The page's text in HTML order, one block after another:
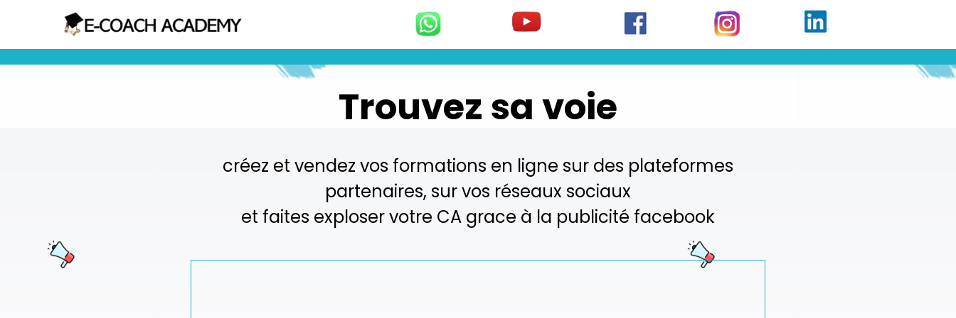
Trouvez sa voie
créez et vendez vos formations en ligne sur des plateformes
partenaires, sur vos réseaux sociaux
et faites exploser votre CA grace à la publicité facebook